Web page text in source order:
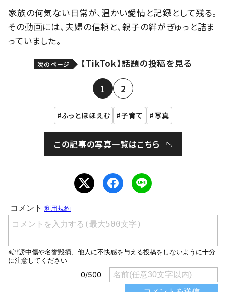
家族の何気ない日常が、温かい愛情と記録として残る。
その動画には、夫婦の信頼と、親子の絆がぎゅっと詰ま
っていました。
次のページ 【TikTok】話題の投稿を見る
1 2
ふっとほほえむ 子育て 写真
この記事の写真一覧はこちら